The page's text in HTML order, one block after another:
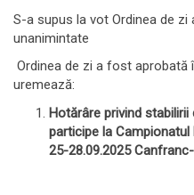
S-a supus la vot Ordinea de
unanimintate
Ordinea de zi a fost aprobată
uremează:
Hotărâre privind stabilirii
participe la Campionatul
25-28.09.2025